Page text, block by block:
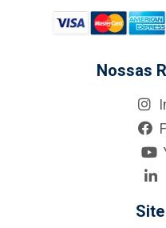
Nossas